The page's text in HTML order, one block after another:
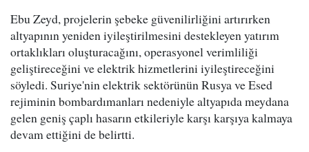
Ebu Zeyd, projelerin şebeke güvenilirliğini artırırken
altyapının yeniden iyileştirilmesini destekleyen yatırım
ortaklıkları oluşturacağını, operasyonel verimliliği
geliştireceğini ve elektrik hizmetlerini iyileştireceğini
söyledi. Suriye'nin elektrik sektörünün Rusya ve Esed
rejiminin bombardımanları nedeniyle altyapıda meydana
gelen geniş çaplı hasarın etkileriyle karşı karşıya kalmaya
devam ettiğini de belirtti.